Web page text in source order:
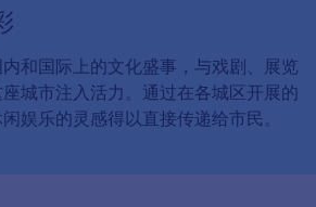
和国际上的文化盛事，与戏剧、展览
城市注入活力。通过在各城区开展的
娱乐的灵感得以直接传递给市民。